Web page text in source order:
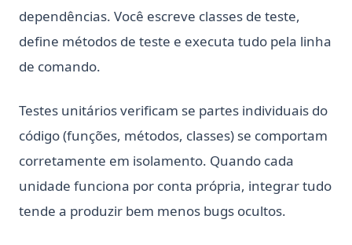
dependências. Você escreve classes de teste,
define métodos de teste e executa tudo pela linha
de comando.
Testes unitários verificam se partes individuais do
código (funções, métodos, classes) se comportam
corretamente em isolamento. Quando cada
unidade funciona por conta própria, integrar tudo
tende a produzir bem menos bugs ocultos.